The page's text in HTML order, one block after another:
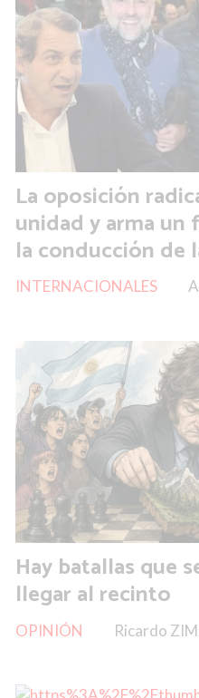
La oposición
unidad y arma un
la conducción de
INTERNACIONALES
Hay batallas que
llegar al recinto
Ricardo
OPINIÓN